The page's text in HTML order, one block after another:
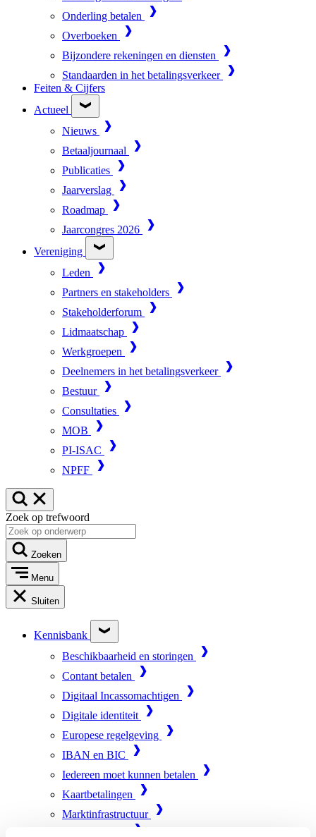
Onderling betalen
Overboeken
Bijzondere rekeningen en diensten
Standaarden in het betalingsverkeer
Feiten & Cijfers
Actueel
Nieuws
Betaaljournaal
Publicaties
Jaarverslag
Roadmap
Jaarcongres 2026
Vereniging
Leden
Partners en stakeholders
Stakeholderforum
Lidmaatschap
Werkgroepen
Deelnemers in het betalingsverkeer
Bestuur
Consultaties
MOB
PI-ISAC
NPFF
Zoek op trefwoord
Zoeken
Menu
Sluiten
Kennisbank
Beschikbaarheid en storingen
Contant betalen
Digitaal Incassomachtigen
Digitale identiteit
Europese regelgeving
IBAN en BIC
Iedereen moet kunnen betalen
Kaartbetalingen
Marktinfrastructuur